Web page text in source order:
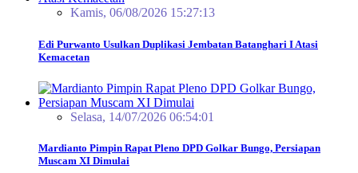
Kamis, 06/08/2026 15:27:13
Edi Purwanto Usulkan Duplikasi Jembatan Batanghari I Atasi
Kemacetan
Selasa, 14/07/2026 06:54:01
Mardianto Pimpin Rapat Pleno DPD Golkar Bungo, Persiapan
Muscam XI Dimulai